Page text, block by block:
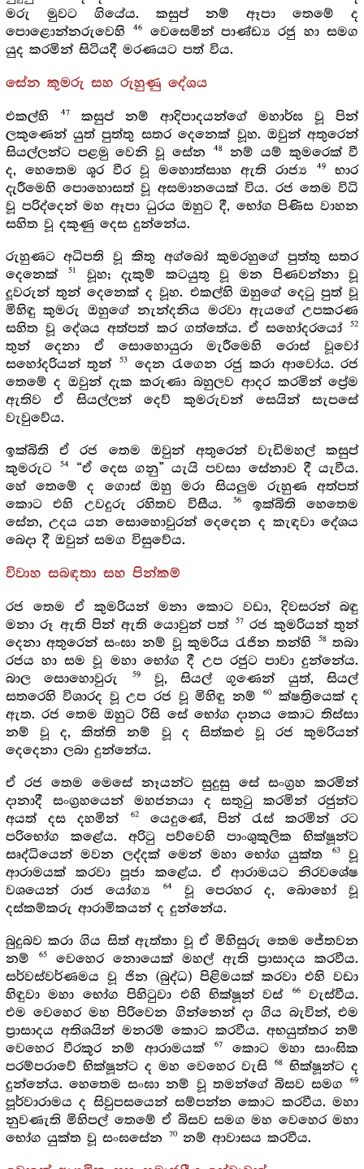
මරු මුවට ගියේය. කසුප් නම් ඈපා තෙමේ ද
පොළොන්නරුවෙහි
46
වෙසෙමින් පාණ්ඩ්‍ය රජු හා සමග
යුද කරමින් සිටියදී මරණයට පත් විය.
සේන කුමරු සහ රුහුණු දේශය
එකල්හි 47කසුප් නම් ආදිපාදයන්ගේ මහාර්ඝ වූ පින්
ලකුණෙන් යුත් පුත්තු සතර දෙනෙක් වූහ. ඔවුන් අතුරෙන්
සියල්ලන්ට පළමු වෙනි වූ සේන
48නම් යම් කුමරෙක් වී
ද, හෙතෙම ශූර වීර වූ මහොත්සාහ ඇති රාජ්‍ය
49
භාර
දැරීමෙහි පොහොසත් වූ අසමානයෙක් විය. රජ තෙම විධි
වූ පරිද්දෙන් මහ ඈපා ධුරය ඔහුට දී, භෝග පිණිස වාහන
සහිත වූ දකුණු දෙස දුන්නේය.
රුහුණට අධිපති වූ කිතු අග්බෝ කුමරහුගේ පුත්තු සතර
දෙනෙක්
51
වූහ; දැකුම් කටයුතු වූ මන පිණවන්නා වූ
දූවරුන් තුන් දෙනෙක් ද වූහ. එකල්හි ඔහුගේ දෙටු පුත් වූ
මිහිඳු කුමරු ඔහුගේ නැන්දනිය මරවා ඇයගේ උපකරණ
සහිත වූ දේශය අත්පත් කර ගත්තේය. ඒ සහෝදරයෝ
52
තුන් දෙනා ඒ සොහොයුරා මැරීමෙහි රොස් වූවෝ
සහෝදරියන් තුන්
53
දෙන රැගෙන රජු කරා ආවෝය. රජ
තෙමේ ද ඔවුන් දැක කරුණා බහුලව ආදර කරමින් ප්‍රේම
ඇතිව ඒ සියල්ලන් දෙව් කුමරුවන් සෙයින් සැපසේ
වැවුවේය.
ඉක්බිති ඒ රජ තෙම ඔවුන් අතුරෙන් වැඩිමහල් කසුප්
කුමරුට
54
“ඒ දෙස ගනු” යැයි පවසා සේනාව දී යැවීය.
හේ තෙමේ ද ගොස් ඔහු මරා සියලුම රුහුණ අත්පත්
කොට එහි උවදුරු රහිතව විසීය.
56
ඉක්බිති හෙතෙම
සේන, උදය යන සොහොවුරන් දෙදෙන ද කැඳවා දේශය
බෙදා දී ඔවුන් සමග විසුවේය.
විවාහ සබඳතා සහ පින්කම්
රජ තෙම ඒ කුමරියන් මනා කොට වඩා, දිවසරන් බඳු
මනා රූ ඇති පින් ඇති යොවුන් පත්
57රජ කුමරියන් තුන්
දෙනා අතුරෙන් සංඝා නම් වූ කුමරිය රැජින තන්හි
58තබා
රජය හා සම වූ මහා භෝග දී උප රජුට පාවා දුන්නේය.
බාල සොහොවුරු
59
වූ, සියල් ගුණෙන් යුත්, සියල්
සතරෙහි විශාරද වූ උප රජ වූ මිහිඳු නම්
60
ක්ෂත්‍රියෙක් ද
ඇත. රජ තෙම ඔහුට රිසි සේ භෝග දානය කොට තිස්සා
නම් වූ ද, කිත්ති නම් වූ ද සිත්කළු වූ රජ කුමරියන්
දෙදෙනා ලබා දුන්නේය.
ඒ රජ තෙම මෙසේ නෑයන්ට සුදුසු සේ සංග්‍රහ කරමින්
දානාදී සංග්‍රහයෙන් මහජනයා ද සතුටු කරමින් රජුන්ට
අයත් දස දහමින්
62යෙදුණේ, පින් රැස් කරමින් රට
පරිභෝග කළේය. අරිටු පව්වෙහි පාංශුකූලික භික්ෂූන්ට
සෘද්ධියෙන් මවන ලද්දක් මෙන් මහා භෝග යුක්ත
63වූ
ආරාමයක් කරවා පූජා කළේය. ඒ ආරාමයට නිරවශේෂ
වශයෙන් රාජ යෝග්‍ය
64
වූ පෙරහර ද, බොහෝ වූ
දස්කම්කරු ආරාමිකයන් ද දුන්නේය.
බුදුබව කරා ගිය සිත් ඇත්තා වූ ඒ මිහිසුරු තෙම ජේතවන
නම්
65වෙහෙර නොයෙක් මහල් ඇති ප්‍රාසාදය කරවීය.
සර්වස්වර්ණමය වූ ජින (බුද්ධ) පිළිමයක් කරවා එහි වඩා
හිඳුවා මහා භෝග පිහිටුවා එහි භික්ෂූන් වස්
66වැස්වීය.
එම වෙහෙර මහ පිරිවෙන ගින්නෙන් දා ගිය බැවින්, එම
ප්‍රාසාදය අතිශයින් මනරම් කොට කරවීය. අභයුත්තර නම්
වෙහෙර වීරකූර නම් ආරාමයක්
67
කොට මහා සාංඝික
පරම්පරාවේ භික්ෂූන්ට ද මහ වෙහෙර වැසි
68භික්ෂූන්ට ද
දුන්නේය. හෙතෙම සංඝා නම් වූ තමන්ගේ බිසව සමග
69
පූර්වාරාමය ද සිවුපසයෙන් සම්පන්න කොට කරවීය. මහා
නුවණැති මිහිපල් තෙමේ ඒ බිසව සමග මහ වෙහෙර මහා
භෝග යුක්ත වූ සංඝසේන
70නම් ආවාසය කරවීය.